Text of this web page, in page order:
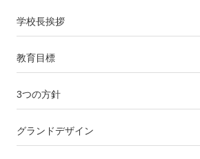
学校長挨拶
教育目標
3つの方針
グランドデザイン